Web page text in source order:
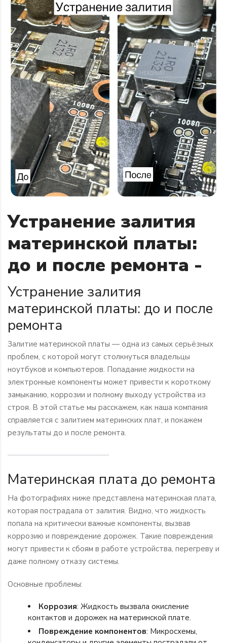
Устранение залития
материнской платы:
до и после ремонта -
Устранение залития
материнской платы: до и после
ремонта
Залитие материнской платы — одна из самых серьёзных
проблем, с которой могут столкнуться владельцы
ноутбуков и компьютеров. Попадание жидкости на
электронные компоненты может привести к короткому
замыканию, коррозии и полному выходу устройства из
строя. В этой статье мы расскажем, как наша компания
справляется с залитием материнских плат, и покажем
результаты до и после ремонта.
Материнская плата до ремонта
На фотографиях ниже представлена материнская плата,
которая пострадала от залития. Видно, что жидкость
попала на критически важные компоненты, вызвав
коррозию и повреждение дорожек. Такие повреждения
могут привести к сбоям в работе устройства, перегреву и
даже полному отказу системы.
Основные проблемы:
Коррозия: Жидкость вызвала окисление
контактов и дорожек на материнской плате.
Повреждение компонентов: Микросхемы,